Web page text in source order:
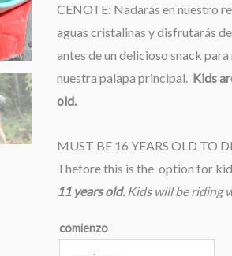
CENOTE: Nadarás en nuestro
aguas cristalinas y disfrutarás
antes de un delicioso snack
nuestra palapa principal. Kids
old.
MUST BE 16 YEARS OLD TO
Thefore this is the option for
11 years old. Kids will be riding
comienzo